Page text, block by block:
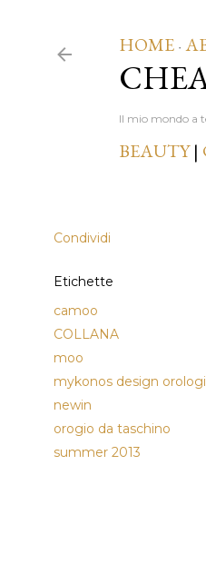
HOME ·
Il mio mondo a
BEAUTY|
Condividi
Etichette
camoo
COLLANA
moo
mykonos design orologi
newin
orogio da taschino
summer 2013